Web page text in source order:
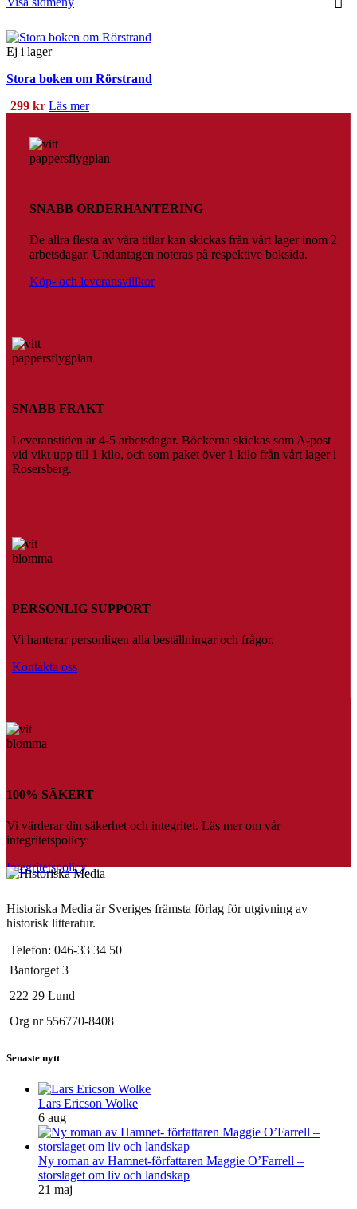
Ej i lager
Stora boken om Rörstrand
299 kr Läs mer
SNABB ORDERHANTERING
De allra flesta av våra titlar kan skickas från vårt lager inom 2
arbetsdagar. Undantagen noteras på respektive boksida.
Köp- och leveransvillkor
SNABB FRAKT
Leveranstiden är 4-5 arbetsdagar. Böckerna skickas som A-post
vid vikt upp till 1 kilo, och som paket över 1 kilo från vårt lager i
Rosersberg.
PERSONLIG SUPPORT
Vi hanterar personligen alla beställningar och frågor.
Kontakta oss
100% SÄKERT
Vi värderar din säkerhet och integritet. Läs mer om vår
integritetspolicy:
Integritetspolicy
Historiska Media är Sveriges främsta förlag för utgivning av
historisk litteratur.
Telefon: 046-33 34 50
Bantorget 3
222 29 Lund
Org nr 556770-8408
Senaste nytt
Lars Ericson Wolke
6 aug
Ny roman av Hamnet-författaren Maggie O’Farrell –
storslaget om liv och landskap
21 maj